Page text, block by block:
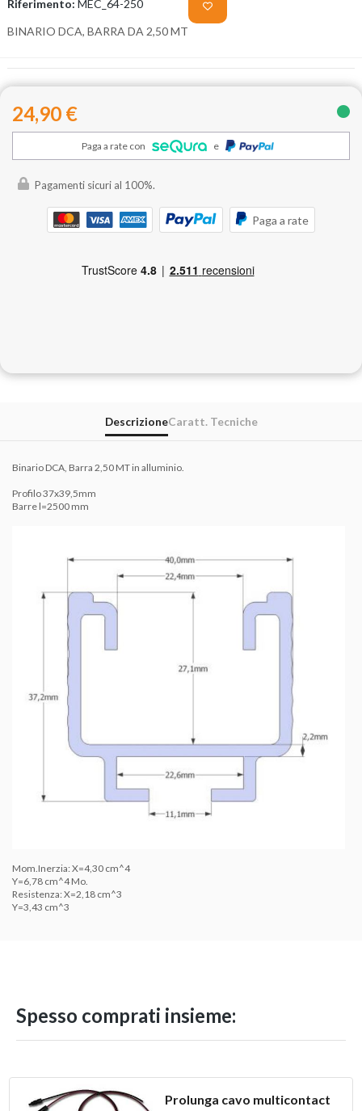
Riferimento: MEC_64-250
BINARIO DCA, BARRA DA 2,50 MT
24,90 €
Paga a rate con e
Pagamenti sicuri al 100%.
Paga a rate
DescrizioneCaratt. Tecniche
Binario DCA, Barra 2,50 MT in alluminio.
Profilo 37x39,5mm
Barre l=2500 mm
Mom.Inerzia: X=4,30 cm^4
Y=6,78 cm^4 Mo.
Resistenza: X=2,18 cm^3
Y=3,43 cm^3
Spesso comprati insieme:
Prolunga cavo multicontact